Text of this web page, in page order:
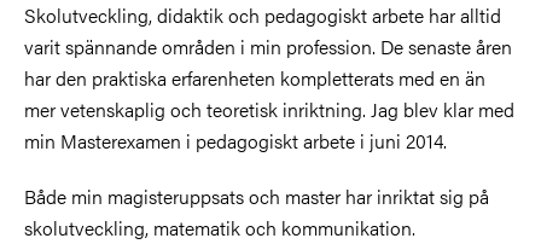
Skolutveckling, didaktik och pedagogiskt arbete har alltid
varit spännande områden i min profession. De senaste åren
har den praktiska erfarenheten kompletterats med en än
mer vetenskaplig och teoretisk inriktning. Jag blev klar med
min Masterexamen i pedagogiskt arbete i juni 2014.
Både min magisteruppsats och master har inriktat sig på
skolutveckling, matematik och kommunikation.